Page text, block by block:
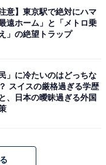
和賀町湯川52-17
JRほっとゆだ駅前を
ー約5分
注意】東京駅で絶対にハマ
遠ホーム」と「メトロ乗
」の絶望トラップ
民」に冷たいのはどっちな
スイスの厳格過ぎる学歴
、日本の曖昧過ぎる外国